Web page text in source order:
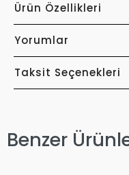
Ürün Özellikleri
Yorumlar
Taksit Seçenekleri
Benzer